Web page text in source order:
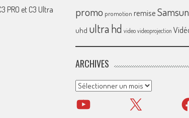
PRO et C3 Ultra
promo promotion remise
uhd ultra hd video videoprojection
ARCHIVES
Archives
YouTube X